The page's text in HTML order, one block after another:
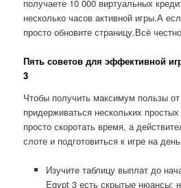
получаете 10 000 виртуальных
несколько часов активной игры.А
просто обновите страницу.Всё
Пять советов для эффективной
3
Чтобы получить максимум пользы
придерживаться нескольких
просто скоротать время, а
слоте и подготовиться к игре на
Изучите таблицу выплат до
Egypt 3 есть скрытые нюансы: